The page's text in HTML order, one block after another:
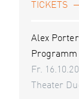
TICKETS
Alex
Fr.
Theater